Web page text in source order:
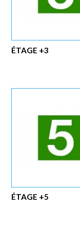
ÉTAGE +3
ÉTAGE +5